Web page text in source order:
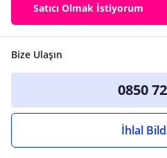
Satıcı Olmak İstiyorum
Bize Ulaşın
0850
İhlal